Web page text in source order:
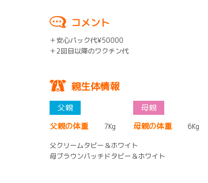
コメント
＋安心パック代¥50000
＋2回目以降のワクチン代
親生体情報
父親の体重 7Kg 母親の体重 6Kg
父クリームタビー＆ホワイト
母ブラウンパッチドタビー＆ホワイト